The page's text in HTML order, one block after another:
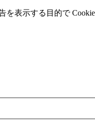
表⽰する⽬的で